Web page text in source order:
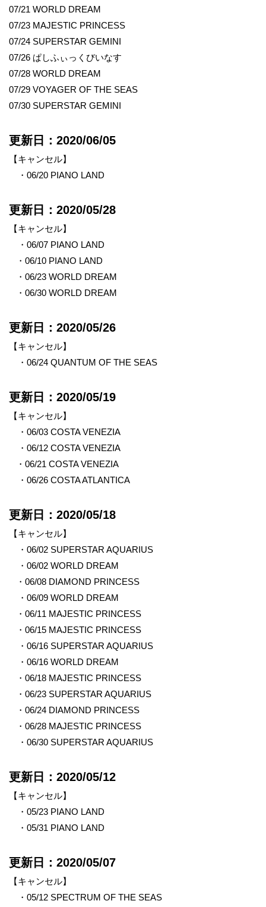
07/21 WORLD DREAM
07/23 MAJESTIC PRINCESS
07/24 SUPERSTAR GEMINI
07/26 ぱしふぃっくびいなす
07/28 WORLD DREAM
07/29 VOYAGER OF THE SEAS
07/30 SUPERSTAR GEMINI
更新日：2020/06/05
【キャンセル】
・06/20 PIANO LAND
更新日：2020/05/28
【キャンセル】
・06/07 PIANO LAND
・06/10 PIANO LAND
・06/23 WORLD DREAM
・06/30 WORLD DREAM
更新日：2020/05/26
【キャンセル】
・06/24 QUANTUM OF THE SEAS
更新日：2020/05/19
【キャンセル】
・06/03 COSTA VENEZIA
・06/12 COSTA VENEZIA
・06/21 COSTA VENEZIA
・06/26 COSTA ATLANTICA
更新日：2020/05/18
【キャンセル】
・06/02 SUPERSTAR AQUARIUS
・06/02 WORLD DREAM
・06/08 DIAMOND PRINCESS
・06/09 WORLD DREAM
・06/11 MAJESTIC PRINCESS
・06/15 MAJESTIC PRINCESS
・06/16 SUPERSTAR AQUARIUS
・06/16 WORLD DREAM
・06/18 MAJESTIC PRINCESS
・06/23 SUPERSTAR AQUARIUS
・06/24 DIAMOND PRINCESS
・06/28 MAJESTIC PRINCESS
・06/30 SUPERSTAR AQUARIUS
更新日：2020/05/12
【キャンセル】
・05/23 PIANO LAND
・05/31 PIANO LAND
更新日：2020/05/07
【キャンセル】
・05/12 SPECTRUM OF THE SEAS